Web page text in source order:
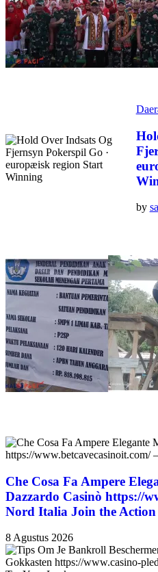
by
Che Cosa Fa Ampere
Dazzardo Casinò https://
Nord Italia Join the Action
8 Agustus 2026